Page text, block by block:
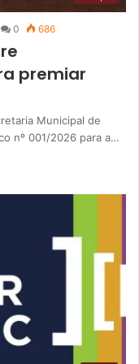
0 686
premiar
Municipal de
nº 001/2026 para a…